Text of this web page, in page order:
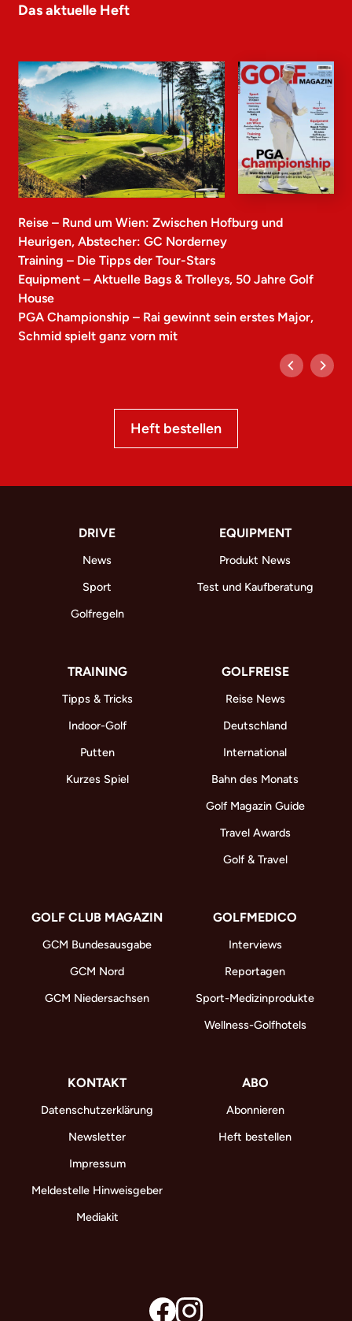
Das aktuelle Heft
Reise – Rund um Wien: Zwischen Hofburg und
Heurigen, Abstecher: GC Norderney
Training – Die Tipps der Tour-Stars
Equipment – Aktuelle Bags & Trolleys, 50 Jahre Golf
House
PGA Championship – Rai gewinnt sein erstes Major,
Schmid spielt ganz vorn mit
Heft bestellen
DRIVE
News
Sport
Golfregeln
EQUIPMENT
Produkt News
Test und Kaufberatung
TRAINING
Tipps & Tricks
Indoor-Golf
Putten
Kurzes Spiel
GOLFREISE
Reise News
Deutschland
International
Bahn des Monats
Golf Magazin Guide
Travel Awards
Golf & Travel
GOLF CLUB MAGAZIN
GCM Bundesausgabe
GCM Nord
GCM Niedersachsen
GOLFMEDICO
Interviews
Reportagen
Sport-Medizinprodukte
Wellness-Golfhotels
KONTAKT
Datenschutzerklärung
Newsletter
Impressum
Meldestelle Hinweisgeber
Mediakit
ABO
Abonnieren
Heft bestellen